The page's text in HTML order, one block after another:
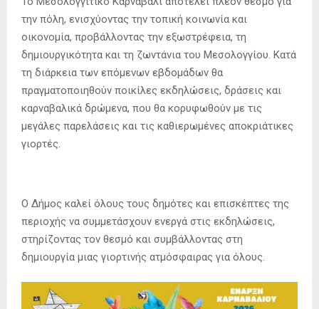
την πόλη, ενισχύοντας την τοπική κοινωνία και
οικονομία, προβάλλοντας την εξωστρέφεια, τη
δημιουργικότητα και τη ζωντάνια του Μεσολογγίου. Κατά
τη διάρκεια των επόμενων εβδομάδων θα
πραγματοποιηθούν ποικίλες εκδηλώσεις, δράσεις και
καρναβαλικά δρώμενα, που θα κορυφωθούν με τις
μεγάλες παρελάσεις και τις καθιερωμένες αποκριάτικες
γιορτές.
Ο Δήμος καλεί όλους τους δημότες και επισκέπτες της
περιοχής να συμμετάσχουν ενεργά στις εκδηλώσεις,
στηρίζοντας τον θεσμό και συμβάλλοντας στη
δημιουργία μιας γιορτινής ατμόσφαιρας για όλους.